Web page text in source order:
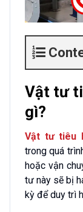
Vật tư
gì?
Vật tư tiêu
trong quá
hoặc vận
tư này sẽ bị
kỳ để duy trì